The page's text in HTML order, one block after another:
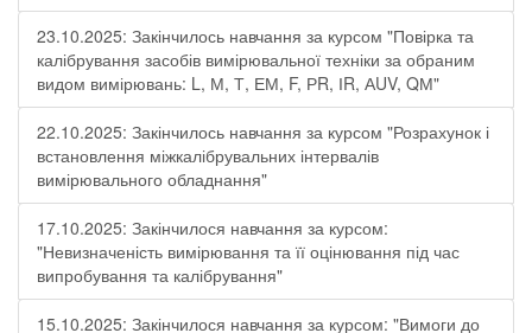
23.10.2025: Закінчилось навчання за курсом "Повірка та
калібрування засобів вимірювальної техніки за обраним
видом вимірювань: L, М, Т, ЕМ, F, РR, ІR, АUV, QМ"
22.10.2025: Закінчилось навчання за курсом "Розрахунок і
встановлення міжкалібрувальних інтервалів
вимірювального обладнання"
17.10.2025: Закінчилося навчання за курсом:
"Невизначеність вимірювання та її оцінювання під час
випробування та калібрування"
15.10.2025: Закінчилося навчання за курсом: "Вимоги до